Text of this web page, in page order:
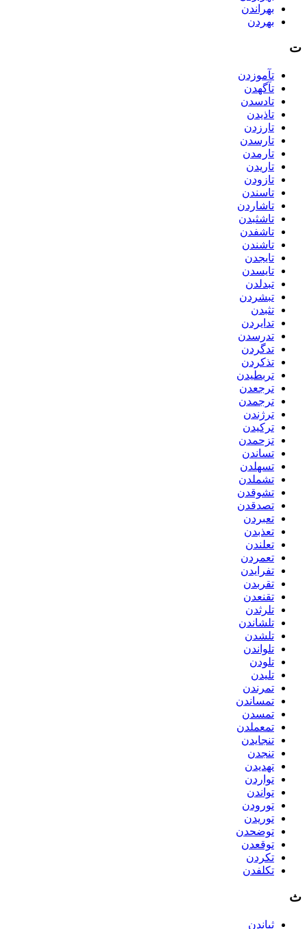
بهراندن
بهردن
ت
تآموزدن
تآگهدن
تادسدن
تاذیدن
تارزدن
تارسدن
تارمدن
تاریدن
تازودن
تاسندن
تاشاردن
تاشثبدن
تاشفدن
تاشندن
تایجدن
تایسدن
تبدلدن
تبشردن
تثبدن
تدایردن
تدرسدن
تدگردن
تذکردن
تربطیدن
ترجعدن
ترجمدن
ترژندن
ترکیدن
تزحمدن
تساندن
تسهلدن
تشملدن
تشوقدن
تصدقدن
تعبردن
تعذبدن
تعلندن
تعمردن
تفرایدن
تقربدن
تقنعدن
تلرثدن
تلشاندن
تلشدن
تلواندن
تلودن
تلیدن
تمرندن
تمساندن
تمسدن
تمعملدن
تنجایدن
تنجدن
تهدیدن
تواردن
تواندن
تورودن
توریدن
توضحدن
توقعدن
تکردن
تکلفدن
ث
ثباندن